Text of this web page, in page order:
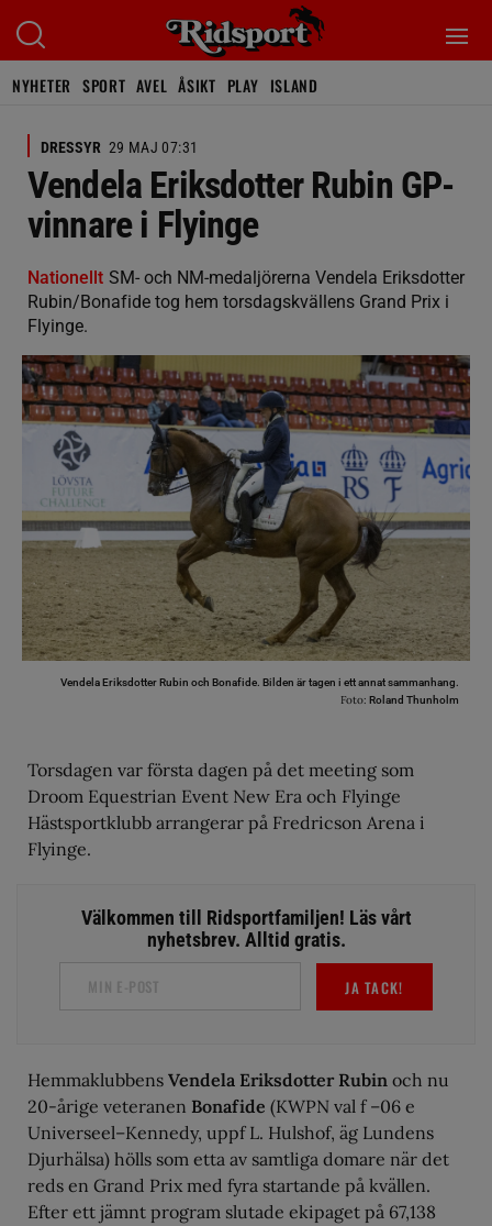
NYHETER SPORT AVEL ÅSIKT PLAY ISLAND
DRESSYR 29 MAJ 07:31
Vendela Eriksdotter Rubin GP-
vinnare i Flyinge
Nationellt SM- och NM-medaljörerna Vendela Eriksdotter
Rubin/Bonafide tog hem torsdagskvällens Grand Prix i
Flyinge.
Vendela Eriksdotter Rubin och Bonafide. Bilden är tagen i ett annat sammanhang.
Foto: Roland Thunholm
Torsdagen var första dagen på det meeting som
Droom Equestrian Event New Era och Flyinge
Hästsportklubb arrangerar på Fredricson Arena i
Flyinge.
Välkommen till Ridsportfamiljen! Läs vårt
nyhetsbrev. Alltid gratis.
JA TACK!
Hemmaklubbens Vendela Eriksdotter Rubin och nu
20-årige veteranen Bonafide (KWPN val f –06 e
Universeel–Kennedy, uppf L. Hulshof, äg Lundens
Djurhälsa) hölls som etta av samtliga domare när det
reds en Grand Prix med fyra startande på kvällen.
Efter ett jämnt program slutade ekipaget på 67,138